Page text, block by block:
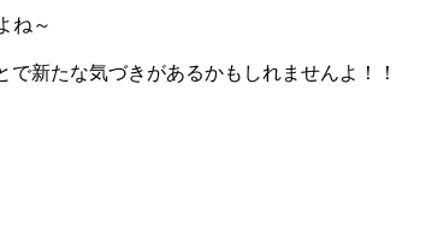
ね～
新たな気づきがあるかもしれませんよ！！